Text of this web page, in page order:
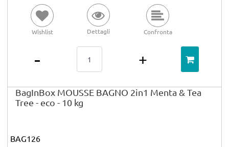
Wishlist Dettagli Confronta
BagInBox MOUSSE BAGNO 2in1 Menta & Tea
Tree - eco - 10 kg
BAG126